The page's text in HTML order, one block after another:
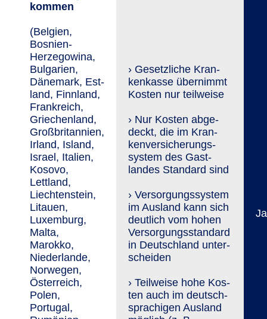
kommen
(Belgien,
Bosnien-
Herzegowina,
Bul­gar­ien,
Däne­mark, Est­
land, Finn­land,
Frank­reich,
Griechen­land,
Großbritannien,
Irland, Island,
Israel, Italien,
Kosovo,
Lettland,
Liechtenstein,
Litauen,
Luxemburg,
Malta,
Marokko,
Niederlande,
Norwegen,
Österreich,
Polen,
Portugal,
› Gesetzliche Kran­
ken­kasse übernimmt
Kosten nur teilweise
› Nur Kosten ab­ge­
deckt, die im Kran­
ken­versi­­che­rungs­
system des Gast­
landes Stan­dard sind
› Versorgungs­system
im Ausland kann sich
deutlich vom hohen
Versorgungs­standard
in Deutschland unter­
scheiden
› Teilweise hohe Kos­
ten auch im deutsch­
sprachigen Ausland
Ja